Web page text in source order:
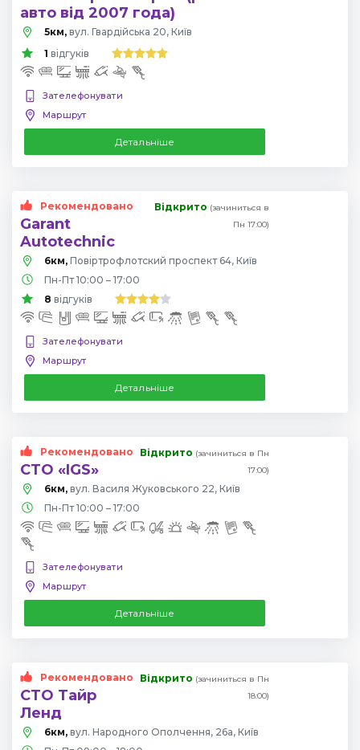
авто від 2007 года)
5км, вул. Гвардійська 20, Київ
1 відгуків
Зателефонувати
Маршрут
Детальніше
Рекомендовано
Garant
Autotechnic
Відкрито (зачиниться в
Пн 17:00)
6км,
Повіртрофлотский проспект 64, Київ
Пн-Пт 10:00 – 17:00
8 відгуків
Зателефонувати
Маршрут
Детальніше
Рекомендовано
СТО «IGS»
Відкрито (зачиниться в Пн
17:00)
6км, вул. Василя Жуковського 22, Київ
Пн-Пт 10:00 – 17:00
Зателефонувати
Маршрут
Детальніше
Рекомендовано
СТО Тайр
Ленд
Відкрито (зачиниться в Пн
18:00)
6км, вул. Народного Ополчення, 26а, Київ